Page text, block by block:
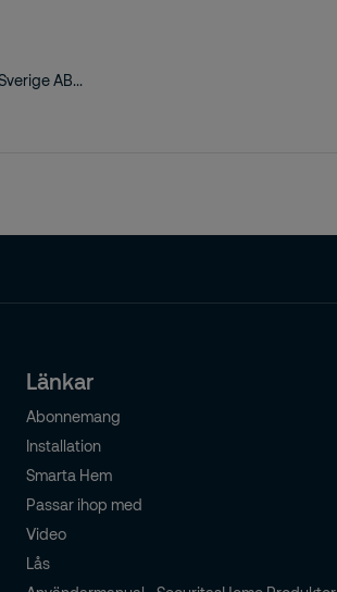
AB...
Länkar
Abonnemang
Installation
Smarta Hem
Passar ihop med
Video
Lås